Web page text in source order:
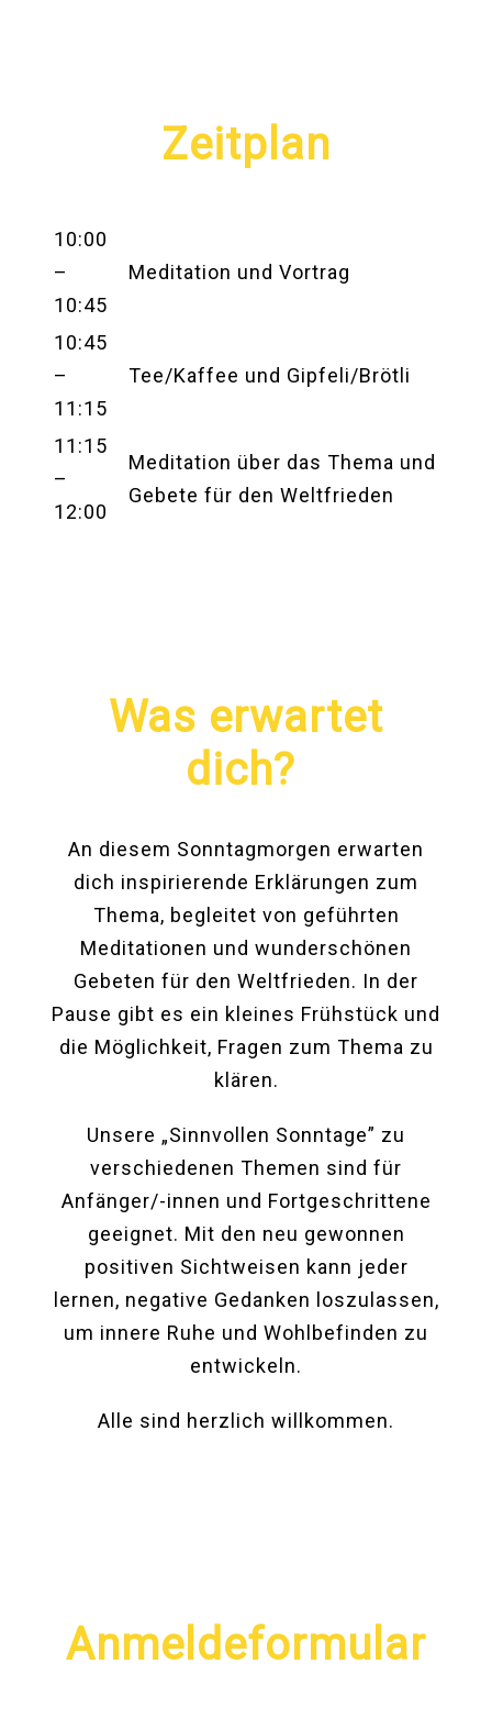
Zeitplan
10:00
–
10:45
Meditation und Vortrag
10:45
–
11:15
Tee/Kaffee und Gipfeli/Brötli
11:15
–
12:00
Meditation über das Thema und
Gebete für den Weltfrieden
Was erwartet
dich?
An diesem Sonntagmorgen erwarten
dich inspirierende Erklärungen zum
Thema, begleitet von geführten
Meditationen und wunderschönen
Gebeten für den Weltfrieden. In der
Pause gibt es ein kleines Frühstück und
die Möglichkeit, Fragen zum Thema zu
klären.
Unsere „Sinnvollen Sonntage” zu
verschiedenen Themen sind für
Anfänger/-innen und Fortgeschrittene
geeignet. Mit den neu gewonnen
positiven Sichtweisen kann jeder
lernen, negative Gedanken loszulassen,
um innere Ruhe und Wohlbefinden zu
entwickeln.
Alle sind herzlich willkommen.
Anmeldeformular